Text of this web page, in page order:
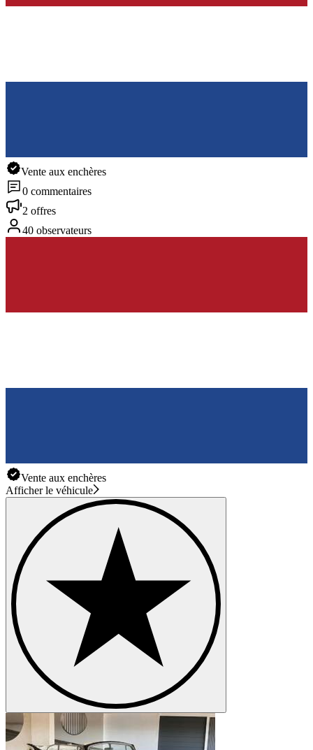
Vente aux enchères
0 commentaires
2 offres
40 observateurs
Vente aux enchères
Afficher le véhicule